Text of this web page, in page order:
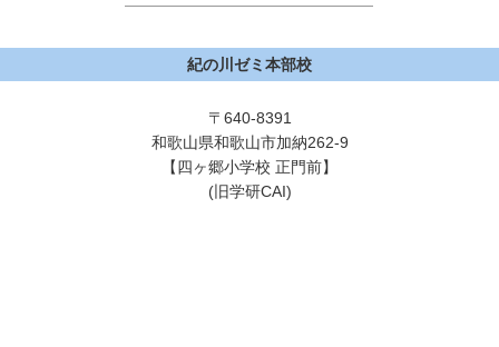
紀の川ゼミ本部校
〒640-8391
和歌山県和歌山市加納262-9
【四ヶ郷小学校 正門前】
(旧学研CAI)